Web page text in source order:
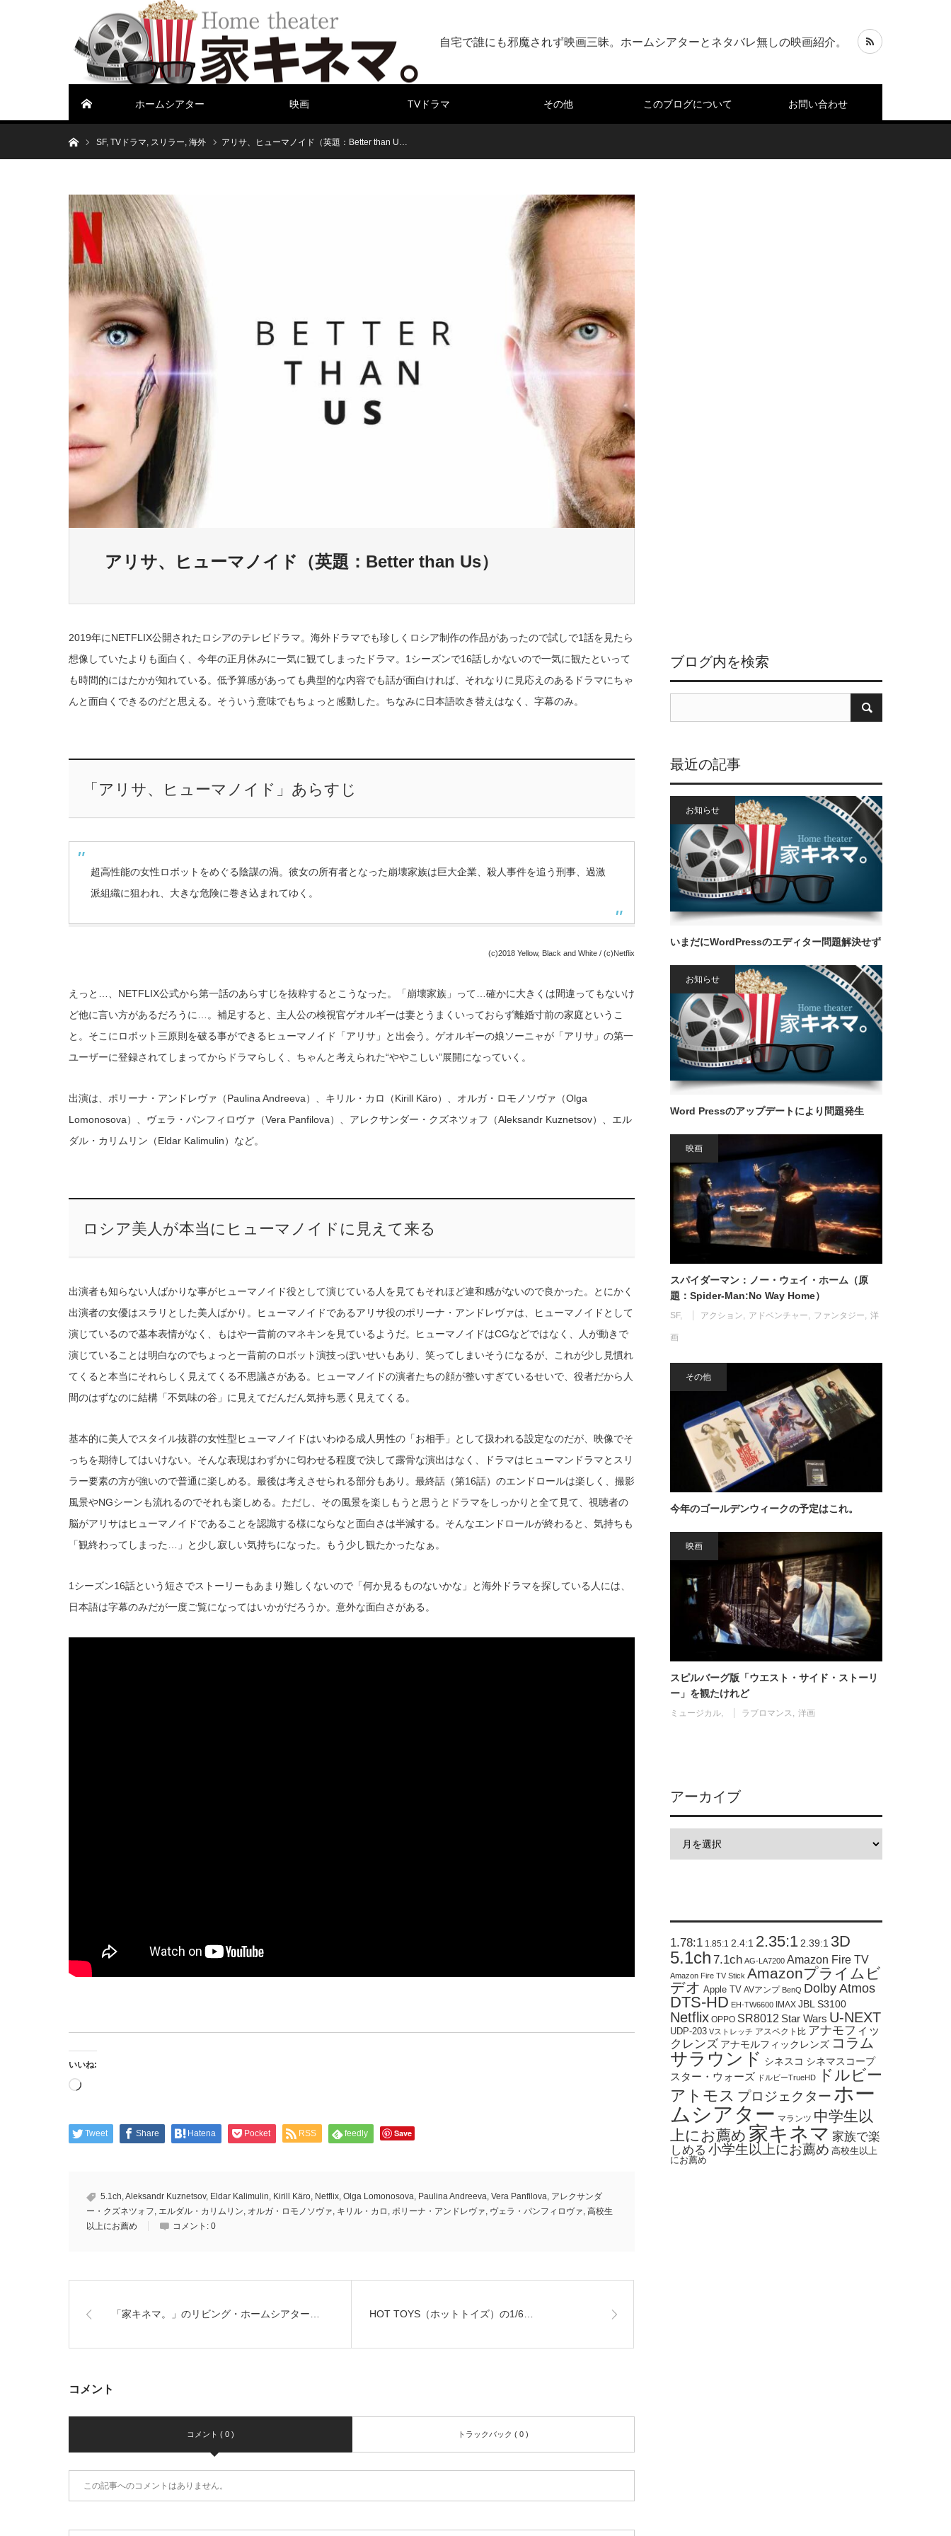
自宅で誰にも邪魔されず映画三昧。ホームシアターとネタバレ無しの映画紹介。
ホームシアター 映画 TVドラマ その他 このブログについて お問い合わせ
ホーム
SF, TVドラマ, スリラー, 海外 アリサ、ヒューマノイド（英題：Better than U…
アリサ、ヒューマノイド（英題：Better than Us）
2019年にNETFLIX公開されたロシアのテレビドラマ。海外ドラマでも珍しくロシア制作の作品があったので試しで1話を見たら
想像していたよりも面白く、今年の正月休みに一気に観てしまったドラマ。1シーズンで16話しかないので一気に観たといって
も時間的にはたかが知れている。低予算感があっても典型的な内容でも話が面白ければ、それなりに見応えのあるドラマにちゃ
んと面白くできるのだと思える。そういう意味でもちょっと感動した。ちなみに日本語吹き替えはなく、字幕のみ。
「アリサ、ヒューマノイド」あらすじ
超高性能の女性ロボットをめぐる陰謀の渦。彼女の所有者となった崩壊家族は巨大企業、殺人事件を追う刑事、過激
派組織に狙われ、大きな危険に巻き込まれてゆく。
(c)2018 Yellow, Black and White / (c)Netflix
えっと…、NETFLIX公式から第一話のあらすじを抜粋するとこうなった。「崩壊家族」って…確かに大きくは間違ってもないけ
ど他に言い方があるだろうに…。補足すると、主人公の検視官ゲオルギーは妻とうまくいっておらず離婚寸前の家庭というこ
と。そこにロボット三原則を破る事ができるヒューマノイド「アリサ」と出会う。ゲオルギーの娘ソーニャが「アリサ」の第一
ユーザーに登録されてしまってからドラマらしく、ちゃんと考えられた“ややこしい”展開になっていく。
出演は、ポリーナ・アンドレヴァ（Paulina Andreeva）、キリル・カロ（Kirill Käro）、オルガ・ロモノソヴァ（Olga
Lomonosova）、ヴェラ・パンフィロヴァ（Vera Panfilova）、アレクサンダー・クズネツォフ（Aleksandr Kuznetsov）、エル
ダル・カリムリン（Eldar Kalimulin）など。
ロシア美人が本当にヒューマノイドに見えて来る
出演者も知らない人ばかりな事がヒューマノイド役として演じている人を見てもそれほど違和感がないので良かった。とにかく
出演者の女優はスラリとした美人ばかり。ヒューマノイドであるアリサ役のポリーナ・アンドレヴァは、ヒューマノイドとして
演じているので基本表情がなく、もはや一昔前のマネキンを見ているようだ。ヒューマノイドはCGなどではなく、人が動きで
演じていることは明白なのでちょっと一昔前のロボット演技っぽいせいもあり、笑ってしまいそうになるが、これが少し見慣れ
てくると本当にそれらしく見えてくる不思議さがある。ヒューマノイドの演者たちの顔が整いすぎているせいで、役者だから人
間のはずなのに結構「不気味の谷」に見えてだんだん気持ち悪く見えてくる。
基本的に美人でスタイル抜群の女性型ヒューマノイドはいわゆる成人男性の「お相手」として扱われる設定なのだが、映像でそ
っちを期待してはいけない。そんな表現はわずかに匂わせる程度で決して露骨な演出はなく、ドラマはヒューマンドラマとスリ
ラー要素の方が強いので普通に楽しめる。最後は考えさせられる部分もあり。最終話（第16話）のエンドロールは楽しく、撮影
風景やNGシーンも流れるのでそれも楽しめる。ただし、その風景を楽しもうと思うとドラマをしっかりと全て見て、視聴者の
脳がアリサはヒューマノイドであることを認識する様にならなと面白さは半減する。そんなエンドロールが終わると、気持ちも
「観終わってしまった…」と少し寂しい気持ちになった。もう少し観たかったなぁ。
1シーズン16話という短さでストーリーもあまり難しくないので「何か見るものないかな」と海外ドラマを探している人には、
日本語は字幕のみだが一度ご覧になってはいかがだろうか。意外な面白さがある。
いいね:
読
中…
Tweet Share Hatena Pocket RSS feedly Save
5.1ch,Aleksandr Kuznetsov, Eldar Kalimulin, Kirill Käro, Netflix, Olga Lomonosova, Paulina Andreeva, Vera Panfilova, アレクサンダ
ー・クズネツォフ, エルダル・カリムリン, オルガ・ロモノソヴァ, キリル・カロ , ポリーナ・アンドレヴァ, ヴェラ・パンフィロヴァ, 高校生
以上にお薦め
コメント: 0
「家キネマ。」のリビング・ホームシアター… HOT TOYS（ホットトイズ）の1/6…
コメント
コメント ( 0 ) トラックバック ( 0 )
この記事へのコメントはありません。
ブログ内を検索
最近の記事
お知らせ
いまだにWordPressのエディター問題解決せず
お知らせ
Word Pressのアップデートにより問題発生
映画
スパイダーマン：ノー・ウェイ・ホーム（原
題：Spider-Man:No Way Home）
SF アクション アドベンチャー ファンタジー 洋
画
その他
今年のゴールデンウィークの予定はこれ。
映画
スピルバーグ版「ウエスト・サイド・ストーリ
ー」を観たけれど
ミュージカル ラブロマンス 洋画
アーカイブ
1.78:1 1.85:1 2.4:1 2.35:1 2.39:1 3D
5.1ch 7.1ch AG-LA7200 Amazon Fire TV
Amazon Fire TV Stick Amazonプライムビ
デオ Apple TV AVアンプ BenQ Dolby Atmos
DTS-HD EH-TW6600 IMAX JBL S3100
Netflix OPPO SR8012 Star Wars U-NEXT
UDP-203 Vストレッチ アスペクト比 アナモフィッ
クレンズ アナモルフィックレンズ コラム
サラウンド シネスコ シネマスコープ
スター・ウォーズ ドルビーTrueHD
ドルビー
アトモス プロジェクター ホー
ムシアター マランツ 中学生以
上にお薦め 家キネマ 家族で楽
しめる 小学生以上にお薦め 高校生以上
にお薦め